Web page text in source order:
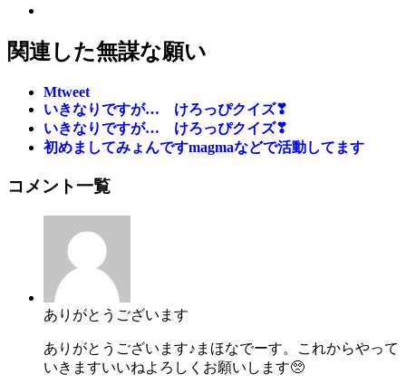
関連した無謀な願い
Mtweet
いきなりですが… けろっぴクイズ❣
いきなりですが… けろっぴクイズ❣
初めましてみょんですmagmaなどで活動してます
コメント一覧
ありがとうございます
ありがとうございます♪まほなでーす。これからやって
いきますいいねよろしくお願いします🥺